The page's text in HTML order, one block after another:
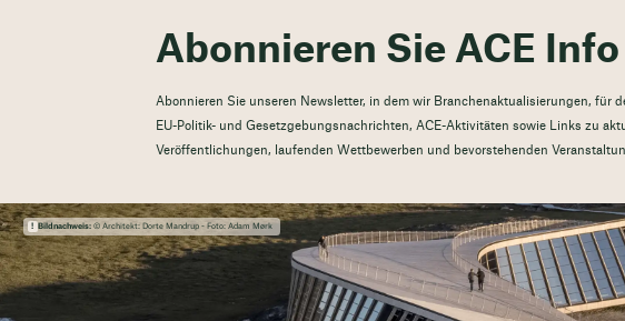
Abonnieren Sie ACE Info
Abonnieren Sie unseren Newsletter, in dem wir Branchenaktualisierungen, für
EU-Politik- und Gesetzgebungsnachrichten, ACE-Aktivitäten sowie Links zu
Veröffentlichungen, laufenden Wettbewerben und bevorstehenden
Bildnachweis:© Architekt: Dorte Mandrup - Foto: Adam Mørk